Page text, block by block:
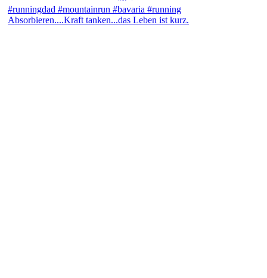
Absorbieren....Kraft tanken...das Leben ist kurz.